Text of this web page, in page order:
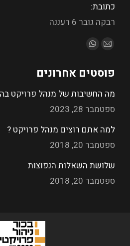
כתובת:
רבקה גובר 6 רעננה
מצא אותנו ב:
פוסטים אחרונים
מה החשיבות של מנהל פרויקט
ספטמבר 28, 2023
למה אתם רוצים מנהל פרויקט ?
ספטמבר 20, 2018
שלושת השאלות הנפוצות
ספטמבר 20, 2018